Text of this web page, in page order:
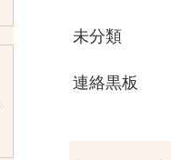
未分類
連絡黒板